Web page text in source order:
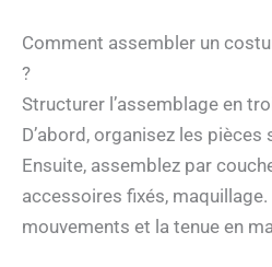
Comment assembler un
?
Structurer l’assemblage en
D’abord, organisez les pièces
Ensuite, assemblez par
accessoires fixés, maquillage.
mouvements et la tenue en